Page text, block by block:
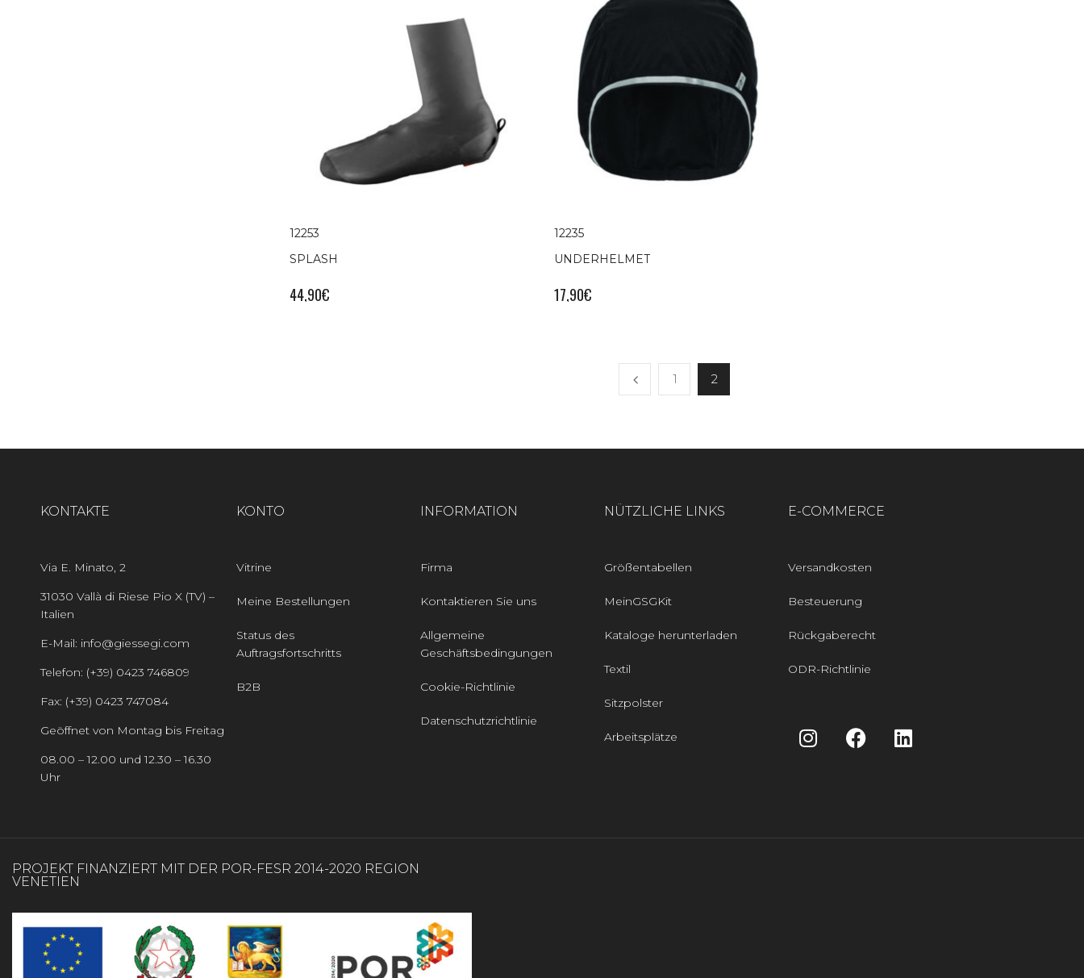
12253
SPLASH
44,90€
12235
UNDERHELMET
17,90€
1 2
KONTAKTE
Via E. Minato, 2
31030 Vallà di Riese Pio X (TV) –
Italien
E-Mail: info@giessegi.com
Telefon: (+39) 0423 746809
Fax: (+39) 0423 747084
Geöffnet von Montag bis Freitag
08.00 – 12.00 und 12.30 – 16.30
Uhr
KONTO
Vitrine
Meine Bestellungen
Status des
Auftragsfortschritts
B2B
INFORMATION
Firma
Kontaktieren Sie uns
Allgemeine
Geschäftsbedingungen
Cookie-Richtlinie
Datenschutzrichtlinie
NÜTZLICHE LINKS
Größentabellen
MeinGSGKit
Kataloge herunterladen
Textil
Sitzpolster
Arbeitsplätze
E-COMMERCE
Versandkosten
Besteuerung
Rückgaberecht
ODR-Richtlinie
PROJEKT FINANZIERT MIT DER POR-FESR 2014-2020 REGION
VENETIEN